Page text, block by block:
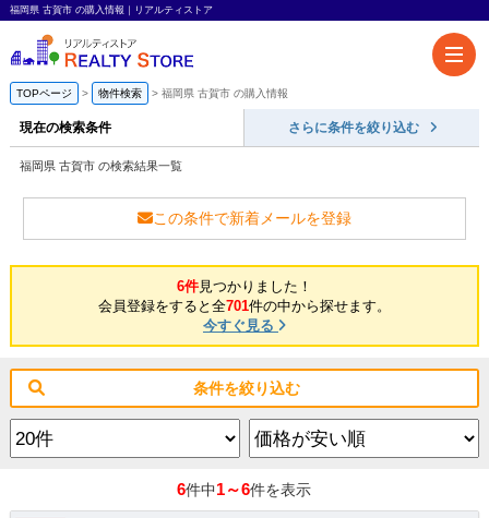
福岡県 古賀市 の購入情報｜リアルティストア
TOPページ 物件検索 福岡県 古賀市 の購入情報
現在の検索条件 さらに条件を絞り込む
福岡県 古賀市 の検索結果一覧
この条件で新着メールを登録
6件見つかりました！
会員登録をすると全701件の中から探せます。
今すぐ見る
条件を絞り込む
6件中1～6件を表示